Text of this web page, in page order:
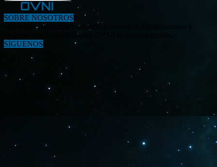
SOBRE NOSOTROS
«Investigar, descubrir y difundir la verdad de los fenómenos y
enigmas relacionados al tema OVNI en nuestro mundo.»
SÍGUENOS